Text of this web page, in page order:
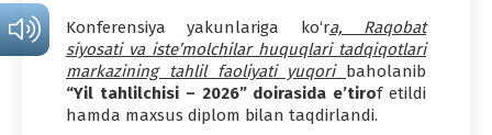
Konferensiya yakunlariga ko‘ra, Raqobat
siyosati va iste’molchilar huquqlari tadqiqotlari
markazining tahlil faoliyati yuqori baholanib
“Yil tahlilchisi – 2026” doirasida e’tirof etildi
hamda maxsus diplom bilan taqdirlandi.